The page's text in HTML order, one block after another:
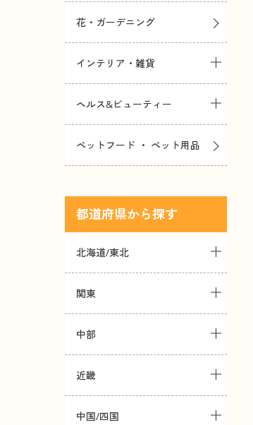
花・ガーデニング
インテリア・雑貨
ヘルス&ビューティー
ペットフード ・ ペット用品
都道府県
北海道/東北
関東
中部
近畿
中国/四国